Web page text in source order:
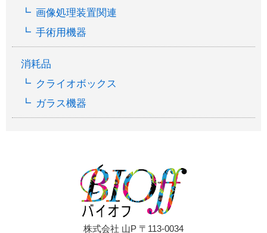
画像処理装置関連
手術用機器
消耗品
クライオボックス
ガラス機器
株式会社 山P 〒113-0034